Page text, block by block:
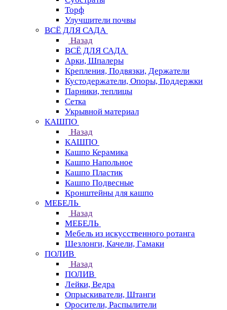
Торф
Улучшители почвы
ВСЁ ДЛЯ САДА
Назад
ВСЁ ДЛЯ САДА
Арки, Шпалеры
Крепления, Подвязки, Держатели
Кустодержатели, Опоры, Поддержки
Парники, теплицы
Сетка
Укрывной материал
КАШПО
Назад
КАШПО
Кашпо Керамика
Кашпо Напольное
Кашпо Пластик
Кашпо Подвесные
Кронштейны для кашпо
МЕБЕЛЬ
Назад
МЕБЕЛЬ
Мебель из искусственного ротанга
Шезлонги, Качели, Гамаки
ПОЛИВ
Назад
ПОЛИВ
Лейки, Ведра
Опрыскиватели, Штанги
Оросители, Распылители